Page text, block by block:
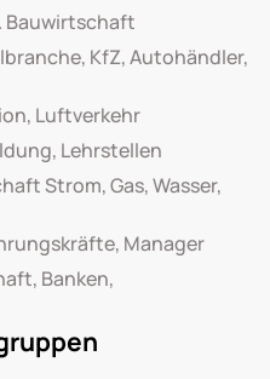
Bauwirtschaft
KfZ, Autohändler,
Luftverkehr
Lehrstellen
Strom, Gas, Wasser,
Manager
Banken,